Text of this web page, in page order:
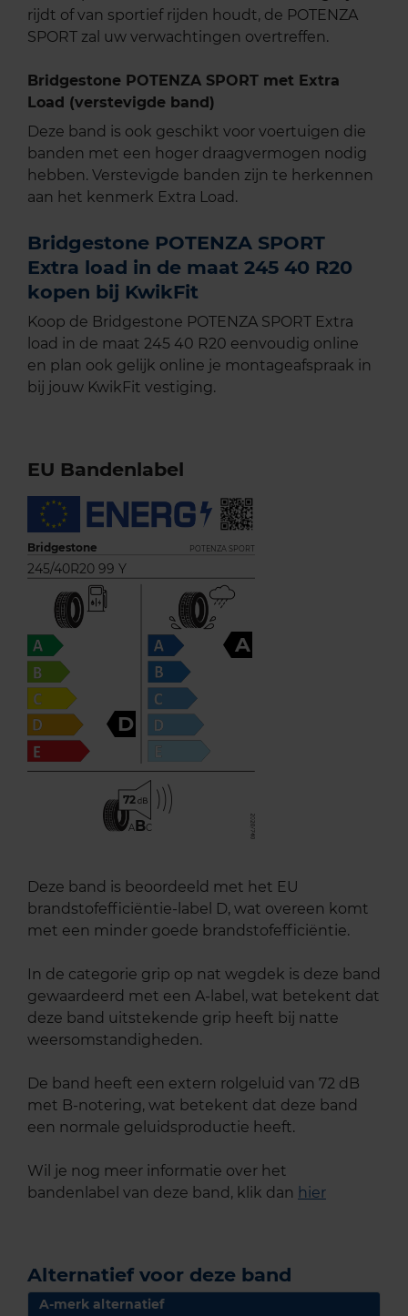
rijdt of van sportief rijden houdt, de POTENZA
SPORT zal uw verwachtingen overtreffen.
Bridgestone POTENZA SPORT met Extra
Load (verstevigde band)
Deze band is ook geschikt voor voertuigen die
banden met een hoger draagvermogen nodig
hebben. Verstevigde banden zijn te herkennen
aan het kenmerk Extra Load.
Bridgestone POTENZA SPORT
Extra load in de maat 245 40 R20
kopen bij KwikFit
Koop de Bridgestone POTENZA SPORT Extra
load in de maat 245 40 R20 eenvoudig online
en plan ook gelijk online je montageafspraak in
bij jouw KwikFit vestiging.
EU Bandenlabel
Bridgestone POTENZA SPORT
245/40R20 99 Y
D
A
72
ABC
Deze band is beoordeeld met het EU
brandstofefficiëntie-label D, wat overeen komt
met een minder goede brandstofefficiëntie.
In de categorie grip op nat wegdek is deze band
gewaardeerd met een A-label, wat betekent dat
deze band uitstekende grip heeft bij natte
weersomstandigheden.
De band heeft een extern rolgeluid van 72 dB
met B-notering, wat betekent dat deze band
een normale geluidsproductie heeft.
Wil je nog meer informatie over het
bandenlabel van deze band, klik dan hier
Alternatief voor deze band
A-merk alternatief